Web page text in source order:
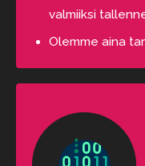
valmiiksi
Olemme aina